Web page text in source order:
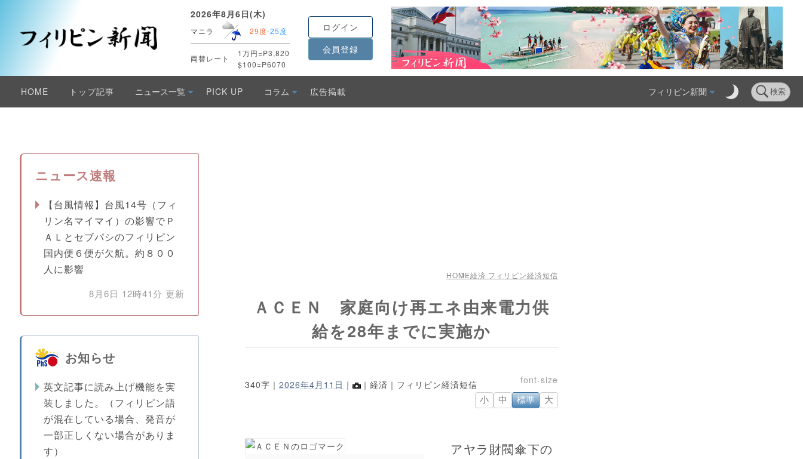
2026年8月6日(木)
マニラ 29度-25度
両替レート
1万円=P3,820
$100=P6070
ログイン
会員登録
HOME トップ記事 ニュース一覧 PICK UP コラム 広告掲載 フィリピン新聞 検索
ニュース速報
【台風情報】台風14号（フィ
リン名マイマイ）の影響でＰ
ＡＬとセブパシのフィリピン
国内便６便が欠航。約８００
人に影響
8月6日 12時41分 更新
お知らせ
英文記事に読み上げ機能を実
装しました。（フィリピン語
が混在している場合、発音が
一部正しくない場合がありま
す）
HOME経済 フィリピン経済短信
ＡＣＥＮ 家庭向け再エネ由来電力供
給を28年までに実施か
340字｜ 2026年4月11日 ｜ ｜経済｜フィリピン経済短信
小 中 標準 大
アヤラ財閥傘下の